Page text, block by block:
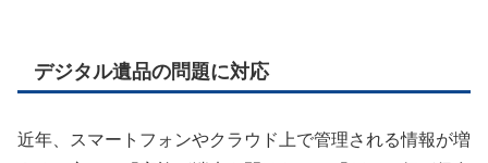
デジタル遺品の問題に対応
近年、スマートフォンやクラウド上で管理される情報が増